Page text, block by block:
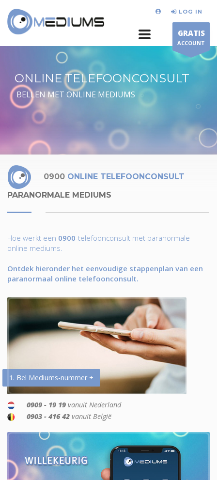
LOG IN
GRATIS
ACCOUNT
ONLINE TELEFOONCONSULT
BELLEN MET ONLINE MEDIUMS
0900 ONLINE TELEFOONCONSULT
PARANORMALE MEDIUMS
Hoe werkt een 0900-telefoonconsult met paranormale
online mediums.
Ontdek hieronder het eenvoudige stappenplan van een
paranormaal online telefoonconsult.
1. Bel Mediums-nummer +
0909 - 19 19 vanuit Nederland
0903 - 416 42 vanuit België